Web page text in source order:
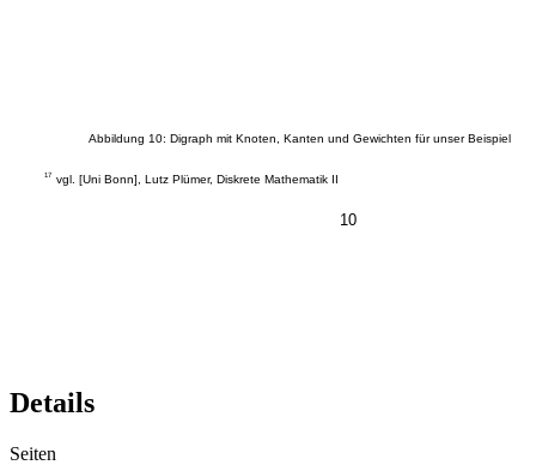
Abbildung 10: Digraph mit Knoten, Kanten und Gewichten für unser Beispiel
17 vgl. [Uni Bonn], Lutz Plümer, Diskrete Mathematik II
10
Details
Seiten